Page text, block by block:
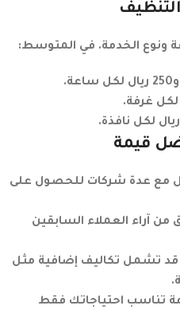
ونوع الخدمة. في المتوسط:
قيمة
مع عدة شركات للحصول على
من آراء العملاء السابقين
قد تشمل تكاليف إضافية مثل
تناسب احتياجاتك فقط